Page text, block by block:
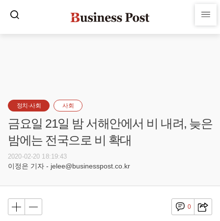
정치·사회 사회
금요일 21일 밤 서해안에서 비 내려, 늦은
밤에는 전국으로 비 확대
2020-02-20 18:19:43
이정은 기자 - jelee@businesspost.co.kr
0